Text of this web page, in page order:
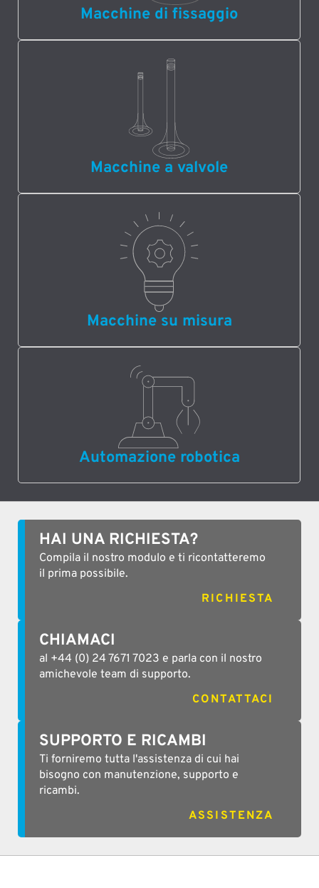
Macchine di fissaggio
Macchine a valvole
Macchine su misura
Automazione robotica
HAI UNA RICHIESTA?
Compila il nostro modulo e ti ricontatteremo
il prima possibile.
RICHIESTA
CHIAMACI
al +44 (0) 24 7671 7023 e parla con il nostro
amichevole team di supporto.
CONTATTACI
SUPPORTO E RICAMBI
Ti forniremo tutta l'assistenza di cui hai
bisogno con manutenzione, supporto e
ricambi.
ASSISTENZA